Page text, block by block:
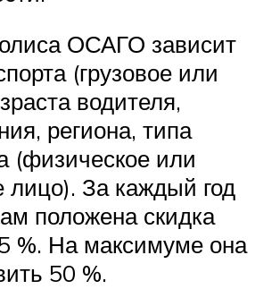
ОСАГО зависит
(грузовое или
водителя,
региона, типа
(физическое или
лицо). За каждый год
положена скидка
%. На максимуме она
50 %.